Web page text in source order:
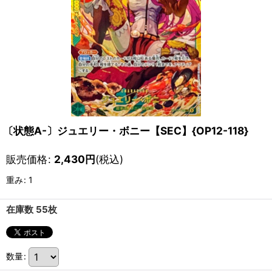
〔状態A-〕ジュエリー・ボニー【SEC】{OP12-118}
販売価格: 2,430円(税込)
重み: 1
在庫数 55枚
数量: